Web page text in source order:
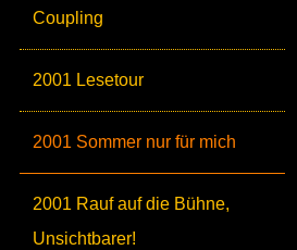
Coupling
2001 Lesetour
2001 Sommer nur für mich
2001 Rauf auf die Bühne,
Unsichtbarer!